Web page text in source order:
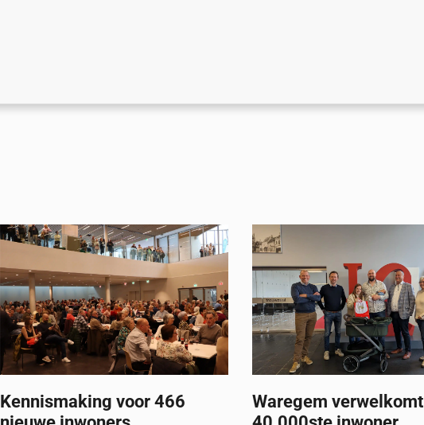
Kennismaking voor 466
Waregem verwelkomt